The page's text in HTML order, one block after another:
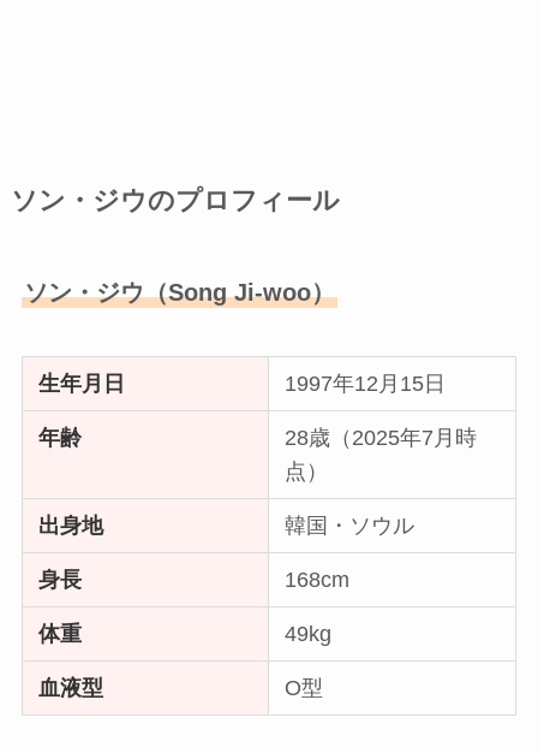
ソン・ジウのプロフィール
ソン・ジウ（Song Ji-woo）
生年月日 1997年12月15日
年齢
28歳（2025年7月時
点）
出身地 韓国・ソウル
身長 168cm
体重 49kg
血液型 O型